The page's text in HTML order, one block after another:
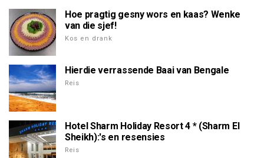
Hoe pragtig gesny wors en kaas? Wenke
van die sjef!
Kos en drank
Hierdie verrassende Baai van Bengale
Reis
Hotel Sharm Holiday Resort 4 * (Sharm El
Sheikh):'s en resensies
Reis